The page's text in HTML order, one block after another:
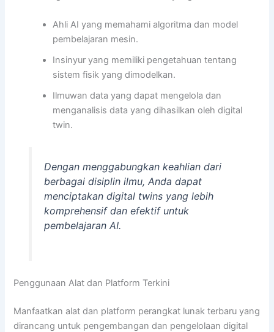
Ahli AI yang memahami algoritma dan model
pembelajaran mesin.
Insinyur yang memiliki pengetahuan tentang
sistem fisik yang dimodelkan.
Ilmuwan data yang dapat mengelola dan
menganalisis data yang dihasilkan oleh digital
twin.
Dengan menggabungkan keahlian dari
berbagai disiplin ilmu, Anda dapat
menciptakan digital twins yang lebih
komprehensif dan efektif untuk
pembelajaran AI.
Penggunaan Alat dan Platform Terkini
Manfaatkan alat dan platform perangkat lunak terbaru yang
dirancang untuk pengembangan dan pengelolaan digital